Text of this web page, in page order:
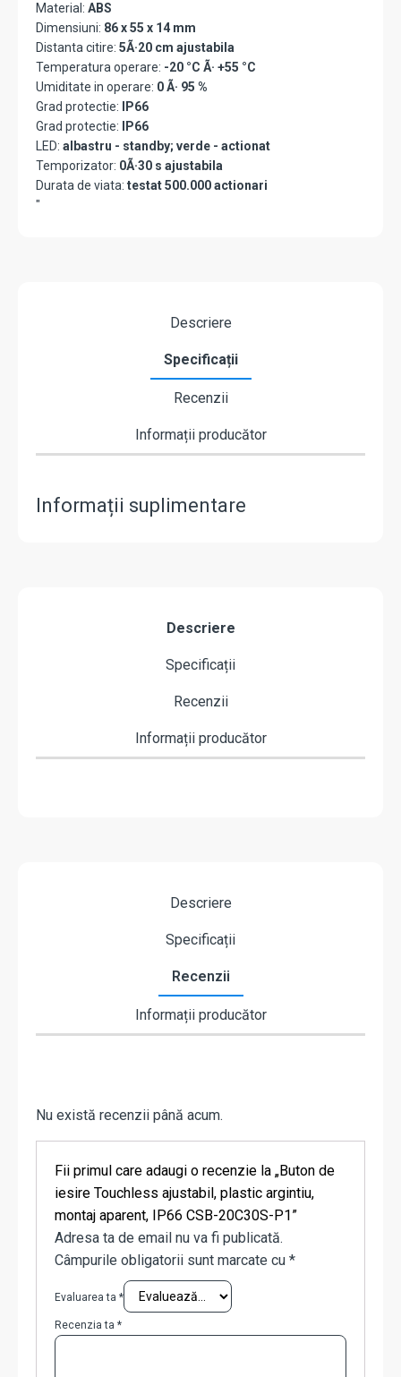
Material: ABS
Dimensiuni: 86 x 55 x 14 mm
Distanta citire: 5Ã·20 cm ajustabila
Temperatura operare: -20 °C Ã· +55 °C
Umiditate in operare: 0 Ã· 95 %
Grad protectie:
IP66
Grad protectie:
IP66
LED: albastru - standby; verde - actionat
Temporizator: 0Ã·30 s ajustabila
Durata de viata: testat 500.000 actionari
"
Descriere
Specificații
Recenzii
Informații producător
Informații suplimentare
Descriere
Specificații
Recenzii
Informații producător
Descriere
Specificații
Recenzii
Informații producător
Nu există recenzii până acum.
Fii primul care adaugi o recenzie la „Buton de
iesire Touchless ajustabil, plastic argintiu,
montaj aparent, IP66 CSB-20C30S-P1”
Adresa ta de email nu va fi publicată.
Câmpurile obligatorii sunt marcate cu *
Evaluarea ta *
Recenzia ta *